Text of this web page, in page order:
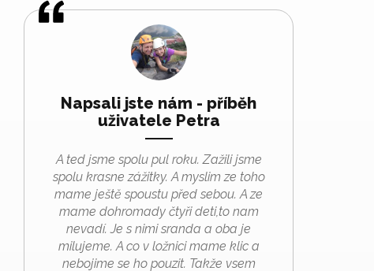
Napsali jste nám - příběh
uživatele Petra
A ted jsme spolu pul roku. Zažili jsme
spolu krasne zážitky. A myslim ze toho
mame ještě spoustu před sebou. A ze
mame dohromady čtyři deti,to nam
nevadí. Je s nimi sranda a oba je
milujeme. A co v ložnici mame klic a
nebojime se ho pouzit. Takže vsem